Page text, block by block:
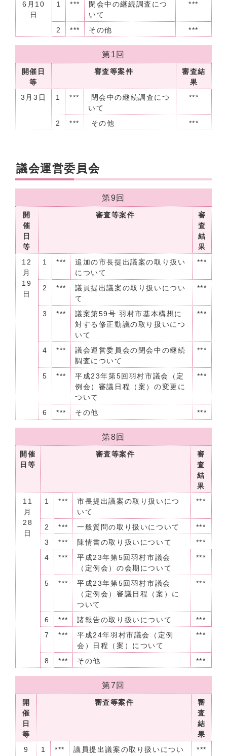
6月10
日
1 ***
閉会中の継続調査につ
いて
***
2 *** その他 ***
第1回
開催日
等
審査等案件
審査結
果
3月3日
1 ***
閉会中の継続調査につ
いて
***
2 *** その他 ***
議会運営委員会
第9回
開
催
日
等
審査等案件
審
査
結
果
12
月
19
日
1 ***
追加の市長提出議案の取り扱い
について
***
2 ***
議員提出議案の取り扱いについ
て
***
3 ***
議案第59号 羽村市基本構想に
対する修正動議の取り扱いにつ
いて
***
4 ***
議会運営委員会の閉会中の継続
調査について
***
5 ***
平成23年第5回羽村市議会（定
例会）審議日程（案）の変更に
ついて
***
6 *** その他 ***
第8回
開催
日等
審査等案件
審
査
結
果
11
月
28
日
1 ***
市長提出議案の取り扱いにつ
いて
***
2 *** 一般質問の取り扱いについて
***
3
*** 陳情書の取り扱いについて
***
4
***
平成23年第5回羽村市議会
（定例会）の会期について
***
5 ***
平成23年第5回羽村市議会
（定例会）審議日程（案）に
ついて
***
6 *** 諸報告の取り扱いについて
***
7
***
平成24年羽村市議会（定例
会）日程（案）について
***
8 *** その他 ***
第7回
開
催
日
等
審査等案件
審
査
結
果
9
1 ***
議員提出議案の取り扱いについ
***